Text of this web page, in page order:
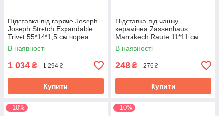
Підставка під гаряче Joseph
Joseph Stretch Expandable
Trivet 55*14*1,5 см чорна
70033
В наявності
1 034 ₴ 1 294 ₴
Купити
Підставка під чашку
керамічна Zassenhaus
Marrakech Raute 11*11 см
057638
В наявності
248 ₴ 276 ₴
Купити
–10% –10%